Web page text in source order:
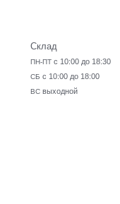
Склад
ПН-ПТ с 10:00 до 18:30
СБ с 10:00 до 18:00
ВС выходной